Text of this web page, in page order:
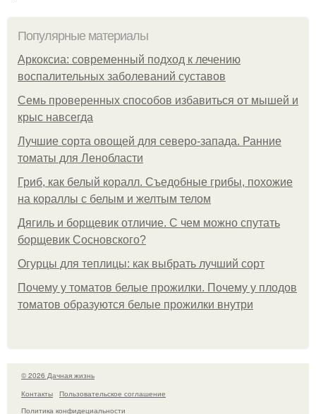
Популярные материалы
Аркоксиа: современный подход к лечению
воспалительных заболеваний суставов
Семь проверенных способов избавиться от мышей и
крыс навсегда
Лучшие сорта овощей для северо-запада. Ранние
томаты для Ленобласти
Гриб, как белый коралл. Съедобные грибы, похожие
на кораллы с белым и желтым телом
Дягиль и борщевик отличие. С чем можно спутать
борщевик Сосновского?
Огурцы для теплицы: как выбрать лучший сорт
Почему у томатов белые прожилки. Почему у плодов
томатов образуются белые прожилки внутри
© 2026 Дачная жизнь
Контакты
Пользовательское соглашение
Политика конфидециальности